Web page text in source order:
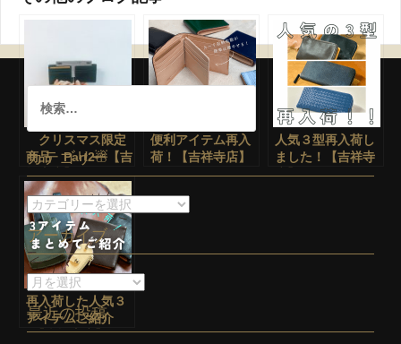
クリスマス限定
商品 Part2☃【吉
祥寺店】
便利アイテム再入
荷！【吉祥寺店】
人気３型再入荷し
ました！【吉祥寺
店】
再入荷した人気３
アイテムご紹介
♪【吉祥寺店】
カテゴリー
アーカイブ
最近の投稿